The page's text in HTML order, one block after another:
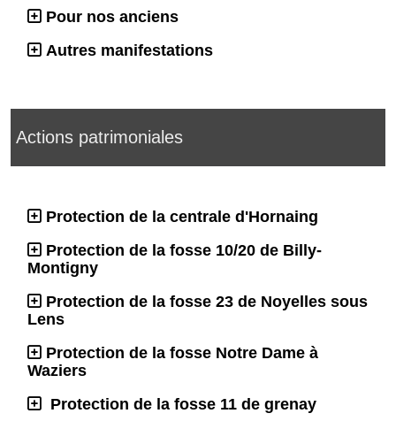
Pour nos anciens
Autres manifestations
Actions patrimoniales
Protection de la centrale d'Hornaing
Protection de la fosse 10/20 de Billy-
Montigny
Protection de la fosse 23 de Noyelles sous
Lens
Protection de la fosse Notre Dame à
Waziers
Protection de la fosse 11 de grenay